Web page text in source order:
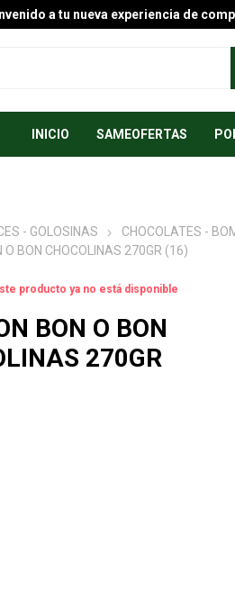
a tu nueva experiencia de
INICIO SAMEOFERTAS
- GOLOSINAS
CHOCOLATES -
O BON CHOCOLINAS 270GR (16)
producto ya no está disponible
BON O BON
270GR